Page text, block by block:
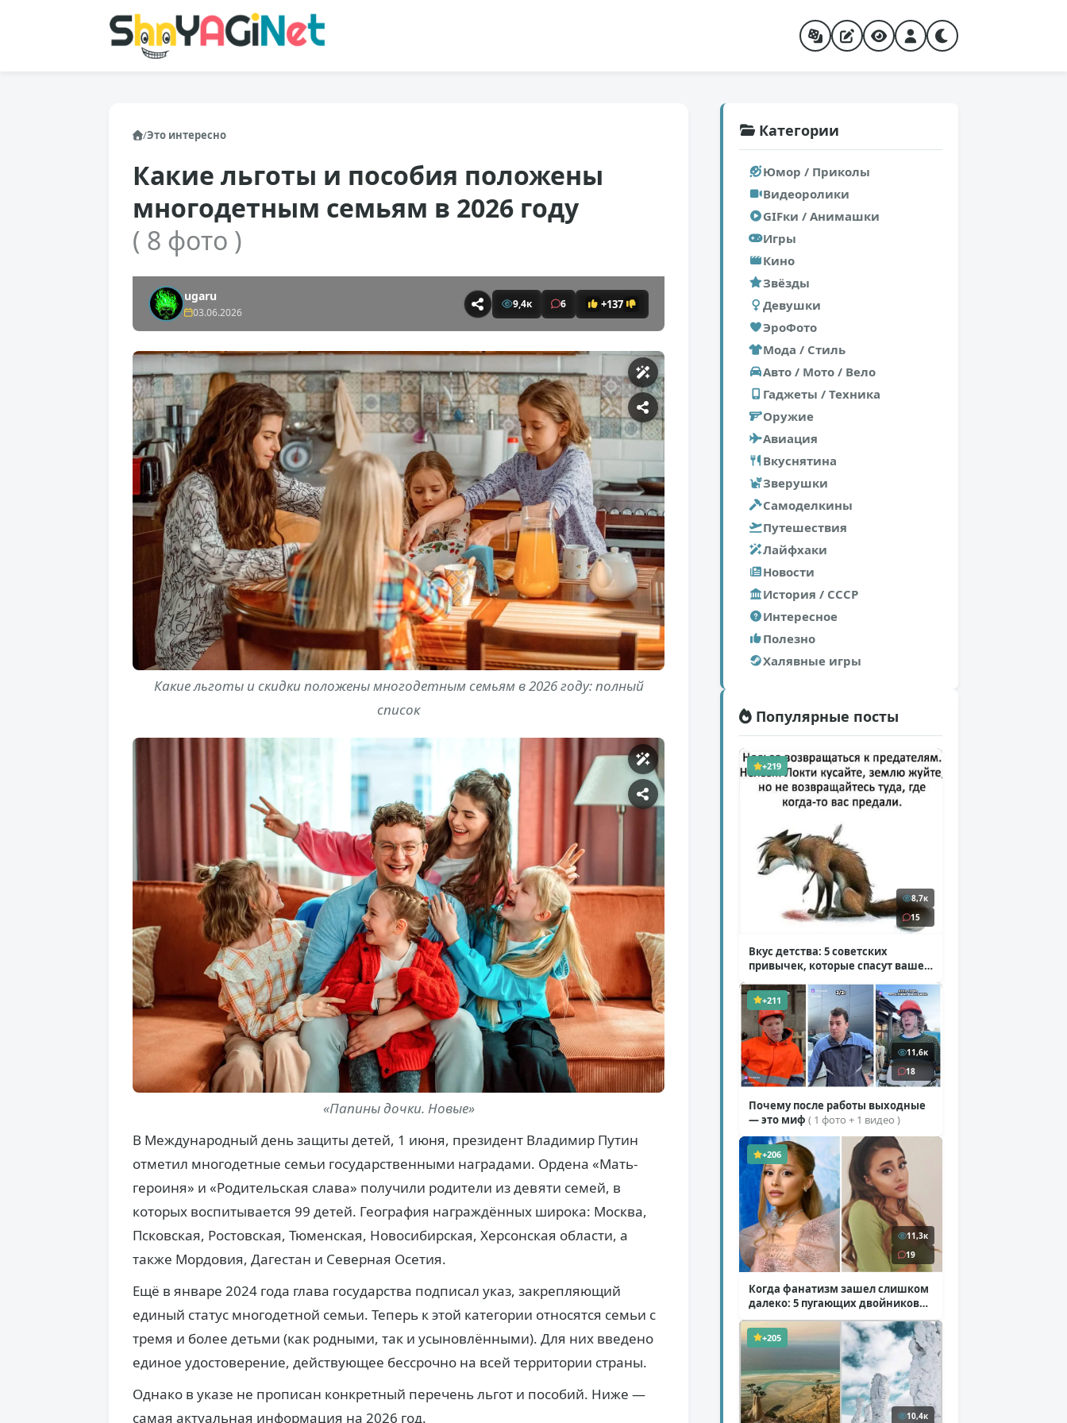
/Это интересно
Какие льготы и пособия положены
многодетным семьям в 2026 году
( 8 фото )
ugaru
03.06.2026
9,4к 6 +137
Какие льготы и скидки положены многодетным семьям в 2026 году: полный
список
«Папины дочки. Новые»
В Международный день защиты детей, 1 июня, президент Владимир Путин
отметил многодетные семьи государственными наградами. Ордена «Мать-
героиня» и «Родительская слава» получили родители из девяти семей, в
которых воспитывается 99 детей. География награждённых широка: Москва,
Псковская, Ростовская, Тюменская, Новосибирская, Херсонская области, а
также Мордовия, Дагестан и Северная Осетия.
Ещё в январе 2024 года глава государства подписал указ, закрепляющий
единый статус многодетной семьи. Теперь к этой категории относятся семьи с
тремя и более детьми (как родными, так и усыновлёнными). Для них введено
единое удостоверение, действующее бессрочно на всей территории страны.
Однако в указе не прописан конкретный перечень льгот и пособий. Ниже —
самая актуальная информация на 2026 год.
Категории
Юмор / Приколы
Видеоролики
GIFки / Анимашки
Игры
Кино
Звёзды
Девушки
ЭроФото
Мода / Стиль
Авто / Мото / Вело
Гаджеты / Техника
Оружие
Авиация
Вкуснятина
Зверушки
Самоделкины
Путешествия
Лайфхаки
Новости
История / СССР
Интересное
Полезно
Халявные игры
Популярные посты
+219
8,7к
15
Вкус детства: 5 советских
привычек, которые спасут ваше
+211
11,6к
18
Почему после работы выходные
— это миф ( 1 фото + 1 видео )
+206
11,3к
19
Когда фанатизм зашел слишком
далеко: 5 пугающих двойников
звезд( 10 фото )
+205
10,4к